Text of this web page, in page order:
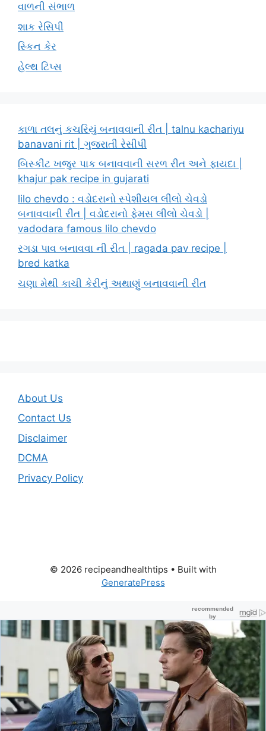
વાળની સંભાળ
શાક રેસિપી
સ્કિન કેર
હેલ્થ ટિપ્સ
કાળા તલનું કચરિયું બનાવવાની રીત | talnu kachariyu
banavani rit | ગુજરાતી રેસીપી
બિસ્કીટ ખજુર પાક બનાવવાની સરળ રીત અને ફાયદા |
khajur pak recipe in gujarati
lilo chevdo : વડોદરાનો સ્પેશીયલ લીલો ચેવડો
બનાવવાની રીત | વડોદરાનો ફેમસ લીલો ચેવડો |
vadodara famous lilo chevdo
રગડા પાવ બનાવવા ની રીત | ragada pav recipe |
bred katka
ચણા મેથી કાચી કેરીનું અથાણું બનાવવાની રીત
About Us
Contact Us
Disclaimer
DCMA
Privacy Policy
© 2026 recipeandhealthtips • Built with
GeneratePress